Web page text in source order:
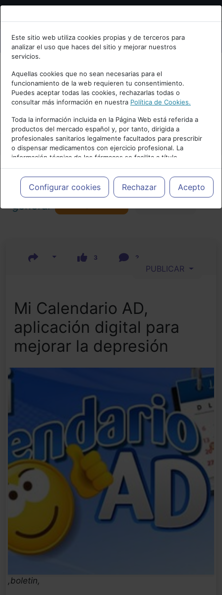
Bienvenid@ a psiquiatria.com
Escribe tu Email
Accede o regístrate con tu email.
Cancelar
Este sitio web utiliza cookies propias y de terceros para
analizar el uso que haces del sitio y mejorar nuestros
servicios.
Aquellas cookies que no sean necesarias para el
funcionamiento de la web requieren tu consentimiento.
Puedes aceptar todas las cookies, rechazarlas todas o
consultar más información en nuestra Política de Cookies.
Toda la información incluida en la Página Web está referida a
productos del mercado español y, por tanto, dirigida a
profesionales sanitarios legalmente facultados para prescribir
o dispensar medicamentos con ejercicio profesional. La
información técnica de los fármacos se facilita a título
meramente informativo, siendo responsabilidad de los
profesionales facultados prescribir medicamentos y decidir, en
cada caso concreto, el tratamiento más adecuado a las
necesidades del paciente.
Configurar cookies Rechazar Acepto
Actualidad y Artículos|Psiquiatría
general
3 2
PUBLICAR
Mi Calendario AD,
aplicación digital para
mejorar la depresión
,boletin,